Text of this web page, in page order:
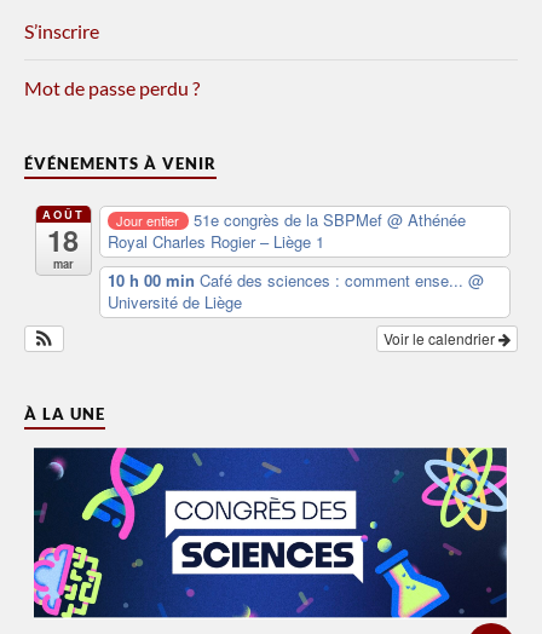
S’inscrire
Mot de passe perdu ?
ÉVÉNEMENTS À VENIR
AOÛT
18
mar
Jour entier 51e congrès de la SBPMef@ Athénée
Royal Charles Rogier – Liège 1
10 h 00 min Café des sciences : comment ense... @
Université de Liège
Voir le calendrier
À LA UNE